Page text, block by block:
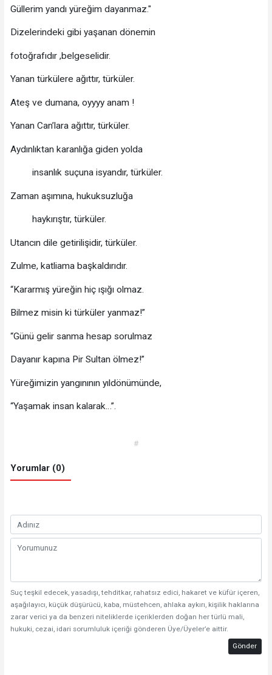
Güllerim yandı yüreğim dayanmaz."
Dizelerindeki gibi yaşanan dönemin
fotoğrafıdır ,belgeselidir.
Yanan türkülere ağıttır, türküler.
Ateş ve dumana, oyyyy anam !
Yanan Can’lara ağıttır, türküler.
Aydınlıktan karanlığa giden yolda
insanlık suçuna isyandır, türküler.
Zaman aşımına, hukuksuzluğa
haykırıştır, türküler.
Utancın dile getirilişidir, türküler.
Zulme, katliama başkaldırıdır.
“Kararmış yüreğin hiç ışığı olmaz.
Bilmez misin ki türküler yanmaz!”
“Günü gelir sanma hesap sorulmaz
Dayanır kapına Pir Sultan ölmez!”
Yüreğimizin yangınının yıldönümünde,
“Yaşamak insan kalarak…”.
#
Yorumlar (0)
Suç teşkil edecek, yasadışı, tehditkar, rahatsız edici, hakaret ve küfür içeren,
aşağılayıcı, küçük düşürücü, kaba, müstehcen, ahlaka aykırı, kişilik haklarına
zarar verici ya da benzeri niteliklerde içeriklerden doğan her türlü mali,
hukuki, cezai, idari sorumluluk içeriği gönderen Üye/Üyeler’e aittir.
Gönder